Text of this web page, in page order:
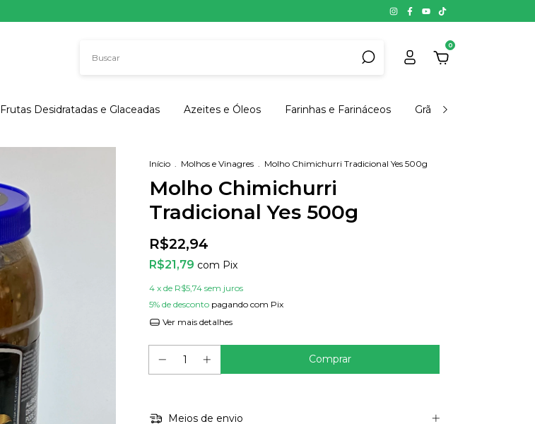
0
Frutas Desidratadas e Glaceadas Azeites e Óleos Farinhas e Farináceos Grãos, Cereais e
Início . Molhos e Vinagres . Molho Chimichurri Tradicional Yes 500g
Molho Chimichurri
Tradicional Yes 500g
R$22,94
R$21,79 com Pix
4 x de R$5,74 sem juros
5% de desconto pagando com Pix
Ver mais detalhes
Meios de envio